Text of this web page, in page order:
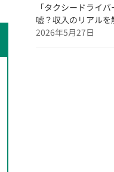
「タクシードライ
嘘？収入のリアルを
2026年5月27日